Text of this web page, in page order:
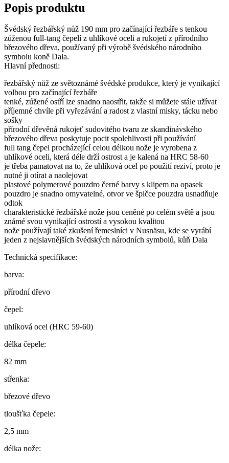
Popis produktu
Švédský řezbářský nůž 190 mm pro začínající řezbáře s tenkou
zúženou full-tang čepelí z uhlíkové oceli a rukojetí z přírodního
březového dřeva, používaný při výrobě švédského národního
symbolu koně Dala.
Hlavní přednosti:
řezbářský nůž ze světoznámé švédské produkce, který je vynikající
volbou pro začínající řezbáře
tenké, zúžené ostří lze snadno naostřit, takže si můžete stále užívat
příjemné chvíle při vyřezávání a radost z vlastní misky, tácku nebo
sošky
přírodní dřevěná rukojeť sudovitého tvaru ze skandinávského
březového dřeva poskytuje pocit spolehlivosti při používání
full tang čepel procházející celou délkou nože je vyrobena z
uhlíkové oceli, která déle drží ostrost a je kalená na HRC 58-60
je třeba pamatovat na to, že uhlíková ocel po použití reziví, proto je
nutné ji otírat a naolejovat
plastové polymerové pouzdro černé barvy s klipem na opasek
pouzdro je snadno omyvatelné, otvor ve špičce pouzdra usnadňuje
odtok
charakteristické řezbářské nože jsou ceněné po celém světě a jsou
známé svou vynikající ostrostí a vysokou kvalitou
nože používají také zkušení řemeslníci v Nusnäsu, kde se vyrábí
jeden z nejslavnějších švédských národních symbolů, kůň Dala
Technická specifikace:
barva:
přírodní dřevo
čepel:
uhlíková ocel (HRC 59-60)
délka čepele:
82 mm
střenka:
březové dřevo
tloušťka čepele:
2,5 mm
délka nože: